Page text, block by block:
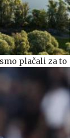
plačali za to